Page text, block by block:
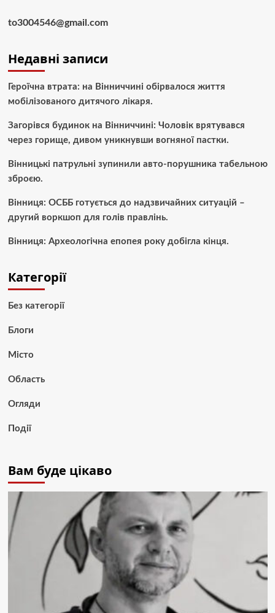
to3004546@gmail.com
Недавні записи
Героїчна втрата: на Вінниччині обірвалося життя
мобілізованого дитячого лікаря.
Загорівся будинок на Вінниччині: Чоловік врятувався
через горище, дивом уникнувши вогняної пастки.
Вінницькі патрульні зупинили авто-порушника табельною
зброєю.
Вінниця: ОСББ готується до надзвичайних ситуацій –
другий воркшоп для голів правлінь.
Вінниця: Археологічна епопея року добігла кінця.
Категорії
Без категорії
Блоги
Місто
Область
Огляди
Події
Вам буде цікаво